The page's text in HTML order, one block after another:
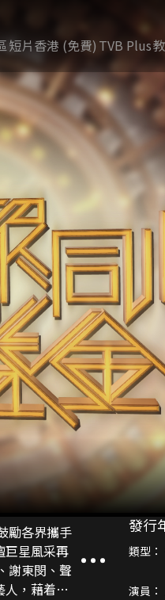
短片香港 (免費) TVB Plus
勵各界攜手
巨星風采再
謝東閔、聲
，藉着戲
發行
類型：
演員：